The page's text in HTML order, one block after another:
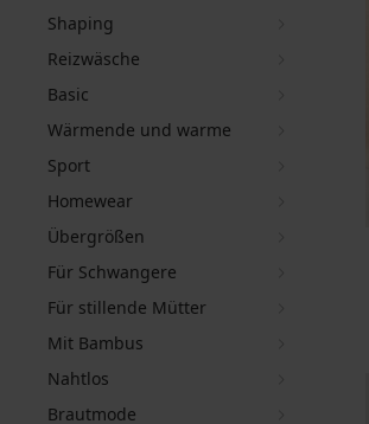
Shaping
Reizwäsche
Basic
Wärmende und warme
Sport
Homewear
Übergrößen
Für Schwangere
Für stillende Mütter
Mit Bambus
Nahtlos
Brautmode